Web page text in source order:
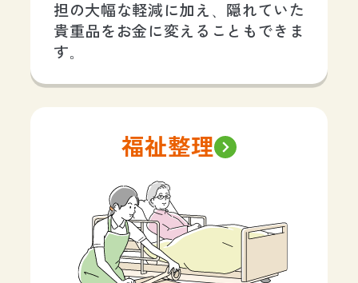
担の大幅な軽減に加え、隠れていた
貴重品をお金に変えることもできま
す。
福祉整理